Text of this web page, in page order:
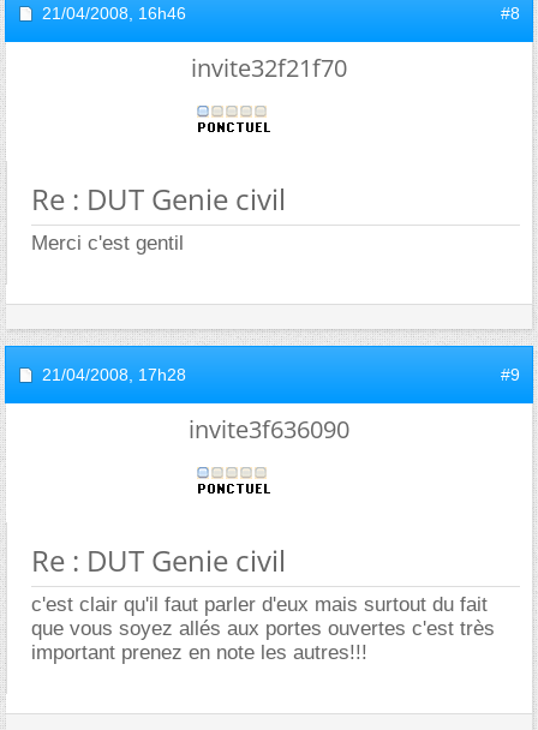
21/04/2008, 16h46 #8
invite32f21f70
Re : DUT Genie civil
Merci c'est gentil
21/04/2008, 17h28 #9
invite3f636090
Re : DUT Genie civil
c'est clair qu'il faut parler d'eux mais surtout du fait
que vous soyez allés aux portes ouvertes c'est très
important prenez en note les autres!!!